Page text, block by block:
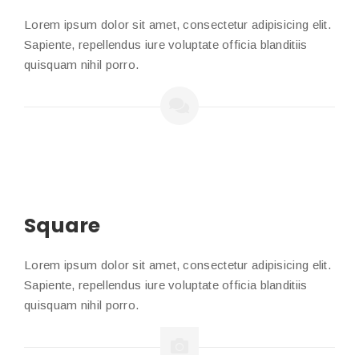
Lorem ipsum dolor sit amet, consectetur adipisicing elit.
Sapiente, repellendus iure voluptate officia blanditiis
quisquam nihil porro.
Square
Lorem ipsum dolor sit amet, consectetur adipisicing elit.
Sapiente, repellendus iure voluptate officia blanditiis
quisquam nihil porro.